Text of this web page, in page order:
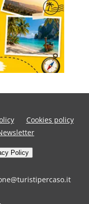
Cookies policy
Policy